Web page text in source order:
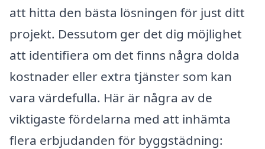
att hitta den bästa lösningen för just ditt
projekt. Dessutom ger det dig möjlighet
att identifiera om det finns några dolda
kostnader eller extra tjänster som kan
vara värdefulla. Här är några av de
viktigaste fördelarna med att inhämta
flera erbjudanden för byggstädning: